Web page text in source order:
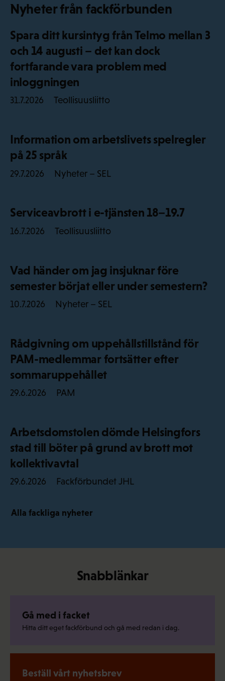
Nyheter från fackförbunden
Spara ditt kursintyg från Telmo mellan 3
och 14 augusti – det kan dock
fortfarande vara problem med
inloggningen
31.7.2026 Teollisuusliitto
Information om arbetslivets spelregler
på 25 språk
29.7.2026 Nyheter – SEL
Serviceavbrott i e-tjänsten 18–19.7
16.7.2026 Teollisuusliitto
Vad händer om jag insjuknar före
semester börjat eller under semestern?
10.7.2026 Nyheter – SEL
Rådgivning om uppehållstillstånd för
PAM-medlemmar fortsätter efter
sommaruppehållet
29.6.2026 PAM
Arbetsdomstolen dömde Helsingfors
stad till böter på grund av brott mot
kollektivavtal
29.6.2026 Fackförbundet JHL
Alla fackliga nyheter
Snabblänkar
Gå med i facket
Hitta ditt eget fackförbund och gå med redan i dag.
Beställ vårt nyhetsbrev